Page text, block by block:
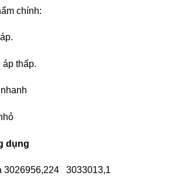
chính:
thấp.
dụng
3026956,224 3033013,1